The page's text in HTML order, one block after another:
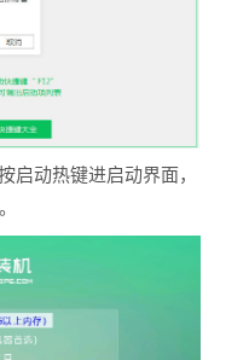
启动热键进启动界面，